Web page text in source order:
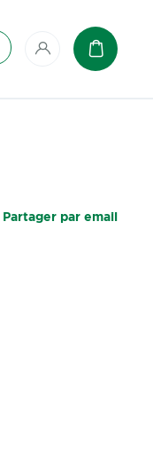
Mon compte
Panier
Partager par email